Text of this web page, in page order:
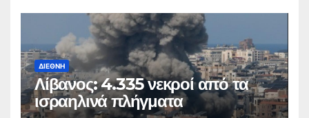
ΔΙΕΘΝΉ
Λίβανος: 4.335 νεκροί από τα
ισραηλινά πλήγματα